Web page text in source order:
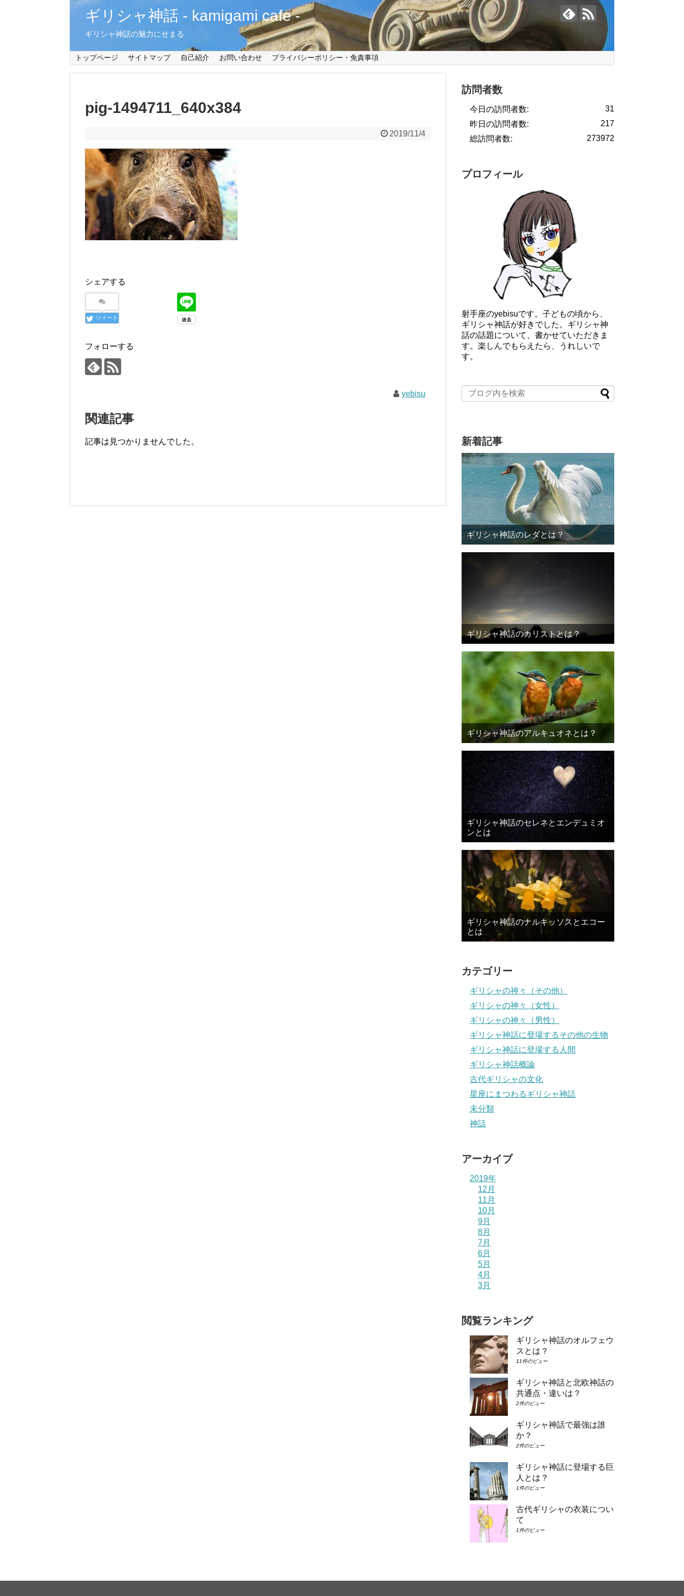
ギリシャ神話 - kamigami cafe -
ギリシャ神話の魅力にせまる
トップページ サイトマップ 自己紹介 お問い合わせ プライバシーポリシー・免責事項
pig-1494711_640x384
2019/11/4
シェアする
ツイート
フォローする
yebisu
関連記事
記事は見つかりませんでした。
訪問者数
31
今日の訪問者数:
217
昨日の訪問者数:
273972
総訪問者数:
プロフィール
射手座のyebisuです。子どもの頃から、
ギリシャ神話が好きでした。ギリシャ神
話の話題について、書かせていただきま
す。楽しんでもらえたら、うれしいで
す。
新着記事
ギリシャ神話のレダとは？
ギリシャ神話のカリストとは？
ギリシャ神話のアルキュオネとは？
ギリシャ神話のセレネとエンデュミオ
ンとは
ギリシャ神話のナルキッソスとエコー
とは
カテゴリー
ギリシャの神々（その他）
ギリシャの神々（女性）
ギリシャの神々（男性）
ギリシャ神話に登場するその他の生物
ギリシャ神話に登場する人間
ギリシャ神話概論
古代ギリシャの文化
星座にまつわるギリシャ神話
未分類
神話
アーカイブ
2019年
12月
11月
10月
9月
8月
7月
6月
5月
4月
3月
閲覧ランキング
ギリシャ神話のオルフェウ
スとは？
11件のビュー
ギリシャ神話と北欧神話の
共通点・違いは？
2件のビュー
ギリシャ神話で最強は誰
か？
2件のビュー
ギリシャ神話に登場する巨
人とは？
1件のビュー
古代ギリシャの衣装につい
て
1件のビュー